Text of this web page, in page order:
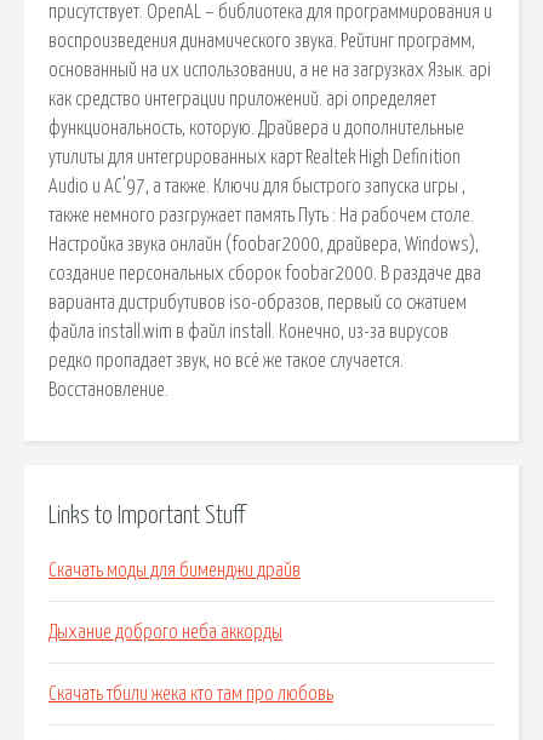
присутствует. OpenAL – библиотека для программирования и
воспроизведения динамического звука. Рейтинг программ,
основанный на их использовании, а не на загрузках Язык. api
как средство интеграции приложений. api определяет
функциональность, которую. Драйвера и дополнительные
утилиты для интегрированных карт Realtek High Definition
Audio и AC'97, а также. Ключи для быстрого запуска игры ,
также немного разгружает память Путь : На рабочем столе.
Настройка звука онлайн (foobar2000, драйвера, Windows),
создание персональных сборок foobar2000. В раздаче два
варианта дистрибутивов iso-образов, первый со сжатием
файла install.wim в файл install. Конечно, из-за вирусов
редко пропадает звук, но всё же такое случается.
Восстановление.
Links to Important Stuff
Скачать моды для бименджи драйв
Дыхание доброго неба аккорды
Скачать тбили жека кто там про любовь